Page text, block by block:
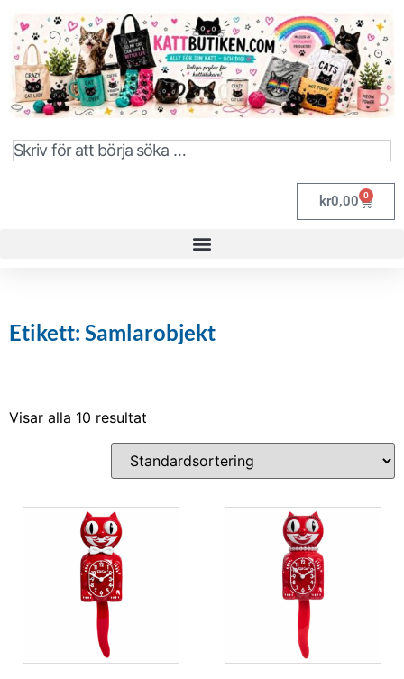
kr0,00 0
Etikett: Samlarobjekt
Visar alla 10 resultat